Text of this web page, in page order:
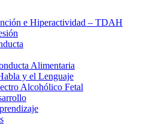
e Hiperactividad – TDAH
Alimentaria
y el Lenguaje
Alcohólico Fetal